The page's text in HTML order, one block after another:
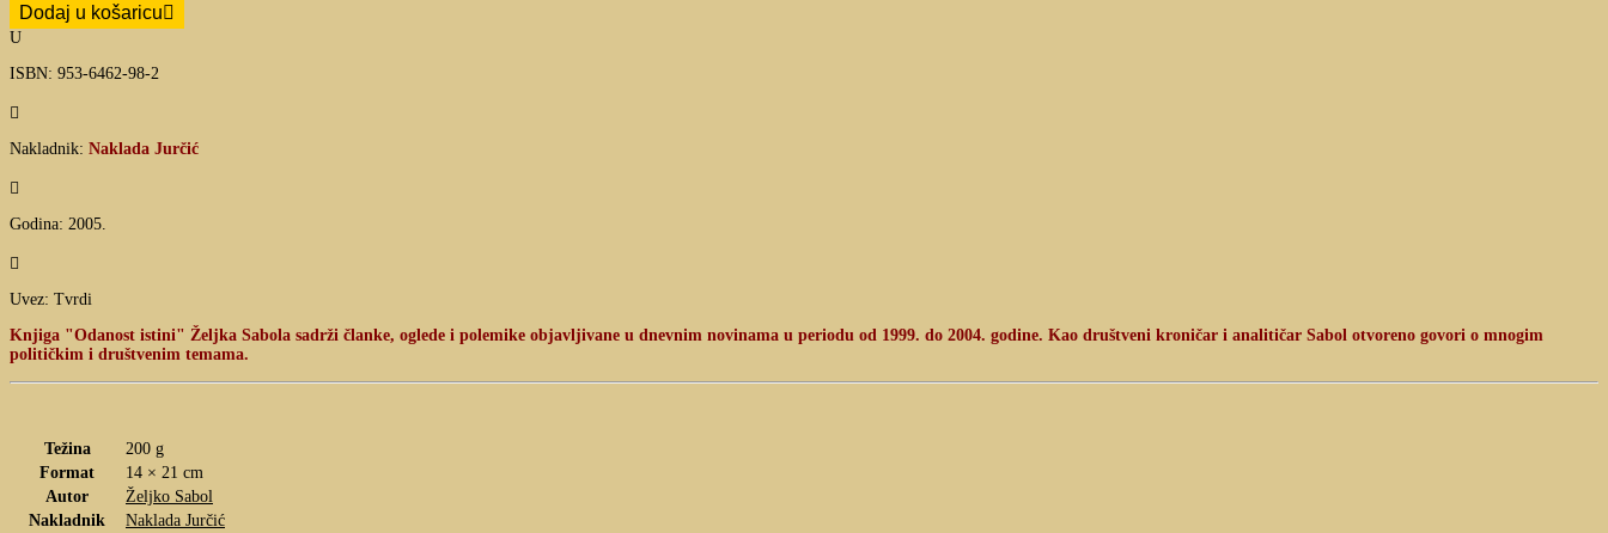
Dodaj u košaricu
U
ISBN: 953-6462-98-2

Nakladnik: Naklada Jurčić

Godina: 2005.

Uvez: Tvrdi
Knjiga "Odanost istini" Željka Sabola sadrži članke, oglede i polemike objavljivane u dnevnim novinama u periodu od 1999. do 2004. godine. Kao društveni kroničar i analitičar Sabol otvoreno govori o mnogim
političkim i društvenim temama.
Težina
200 g
Format
14 × 21 cm
Autor
Željko Sabol
Nakladnik
Naklada Jurčić